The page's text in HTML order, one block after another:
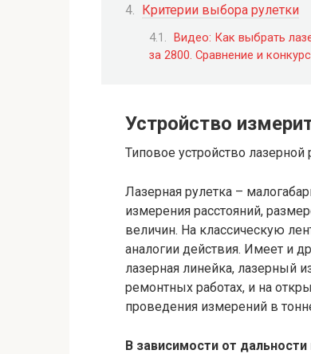
Критерии выбора рулетки
Видео: Как выбрать
за 2800. Сравнение и конкурс
Устройство
Типовое устройство лазерной
Лазерная рулетка –
измерения расстояний,
величин. На классическую
аналогии действия. Имеет и
лазерная линейка, лазерный
ремонтных работах, и на
проведения измерений в
В зависимости от